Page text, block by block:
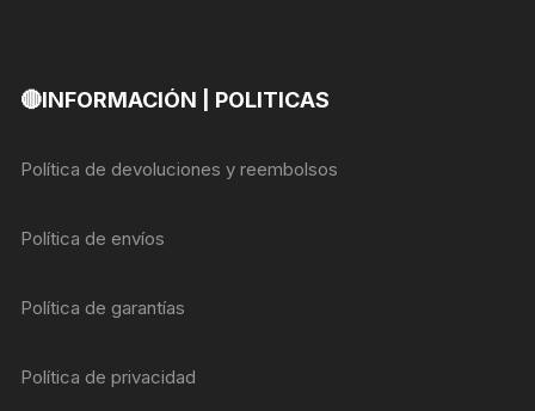
🔴INFORMACIÓN | POLITICAS
Política de devoluciones y reembolsos
Política de envíos
Política de garantías
Política de privacidad